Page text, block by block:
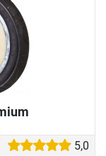
5,0